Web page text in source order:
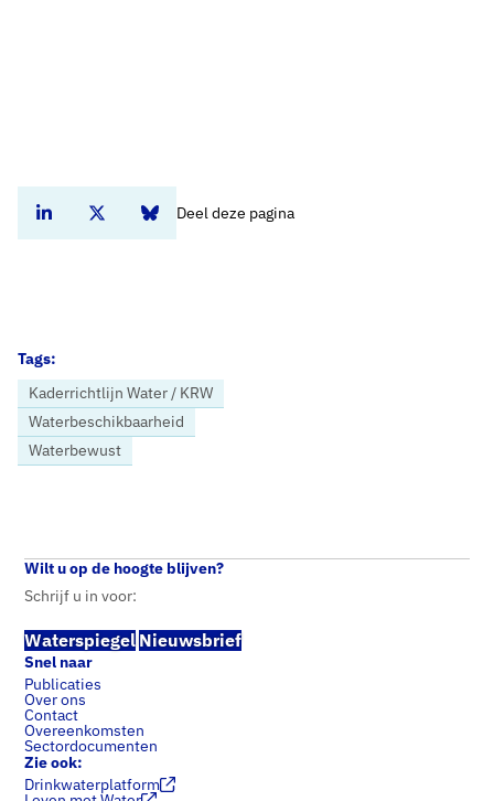
Home Nieuws
Deel deze pagina
Deel dit artikel op Linkedin
Deel dit artikel op Twitter
Deel dit artikel op Bluesky
Tags:
Kaderrichtlijn Water / KRW
Waterbeschikbaarheid
Waterbewust
Wilt u op de hoogte blijven?
Schrijf u in voor:
Waterspiegel Nieuwsbrief
Snel naar
Publicaties
Over ons
Contact
Overeenkomsten
Sectordocumenten
Zie ook:
Drinkwaterplatform